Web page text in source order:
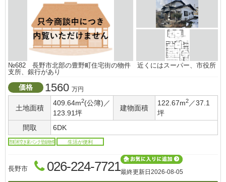
№682 長野市北部の豊野町住宅街の物件 近くにはスーパー、市役所
支所、銀行があり
価格 1560 万円
土地面積
409.64m2(公簿)／
123.91坪
建物面積
122.67m2 ／37.1
坪
間取
6DK
市町村空き家バンク登録物件 生活が便利
長野市 026-224-7721最終更新日 2026-08-05